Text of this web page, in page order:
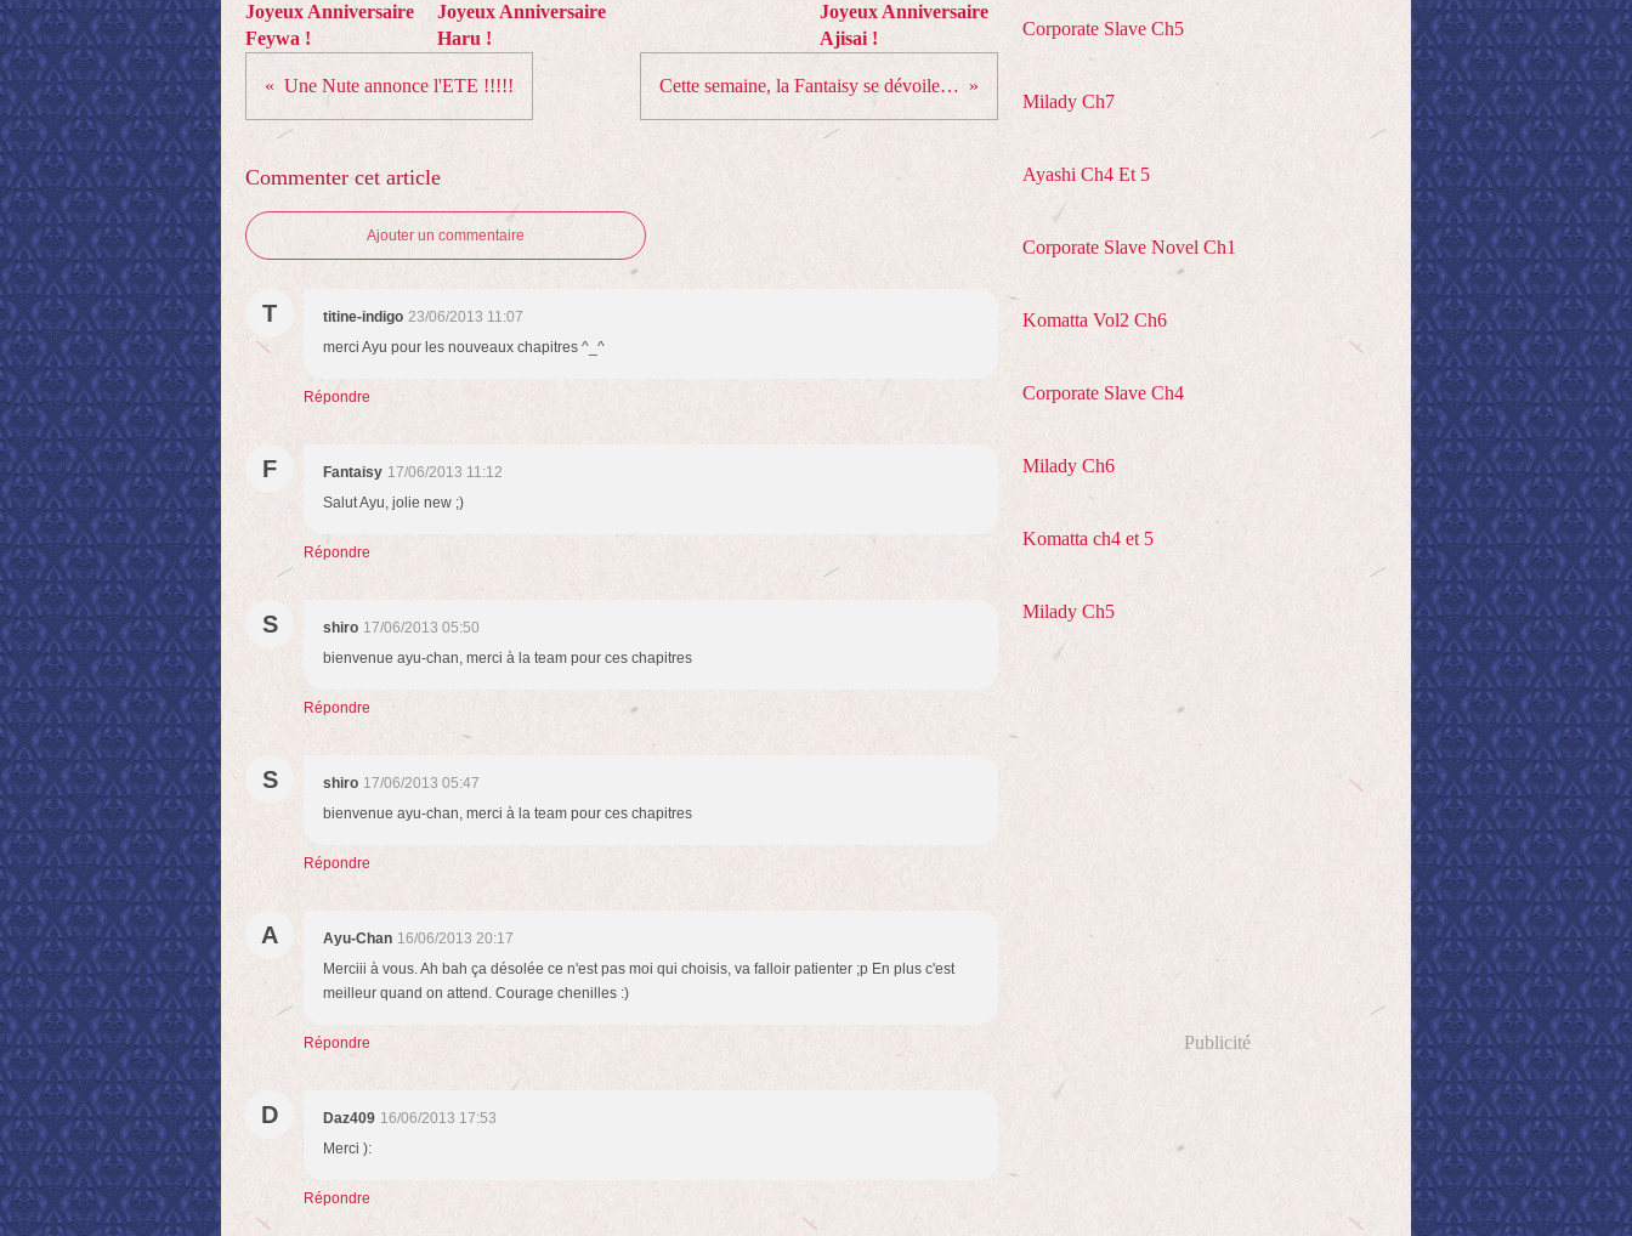
Joyeux Anniversaire
Feywa !
Joyeux Anniversaire
Haru !
Joyeux Anniversaire
Ajisai !
Une Nute annonce l'ETE !!!!! Cette semaine, la Fantaisy se dévoile…
Commenter cet article
Ajouter un commentaire
T titine-indigo 23/06/2013 11:07
merci Ayu pour les nouveaux chapitres ^_^
Répondre
F Fantaisy 17/06/2013 11:12
Salut Ayu, jolie new ;)
Répondre
S shiro 17/06/2013 05:50
bienvenue ayu-chan, merci à la team pour ces chapitres
Répondre
S shiro 17/06/2013 05:47
bienvenue ayu-chan, merci à la team pour ces chapitres
Répondre
A Ayu-Chan 16/06/2013 20:17
Merciii à vous. Ah bah ça désolée ce n'est pas moi qui choisis, va falloir patienter ;p En plus c'est
meilleur quand on attend. Courage chenilles :)
Répondre
D Daz409 16/06/2013 17:53
Merci ):
Répondre
Corporate Slave Ch5
Milady Ch7
Ayashi Ch4 Et 5
Corporate Slave Novel Ch1
Komatta Vol2 Ch6
Corporate Slave Ch4
Milady Ch6
Komatta ch4 et 5
Milady Ch5
Publicité